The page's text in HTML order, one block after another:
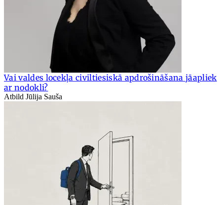
Vai valdes locekļa civiltiesiskā apdrošināšana jāapliek
ar nodokli?
Atbild Jūlija Sauša